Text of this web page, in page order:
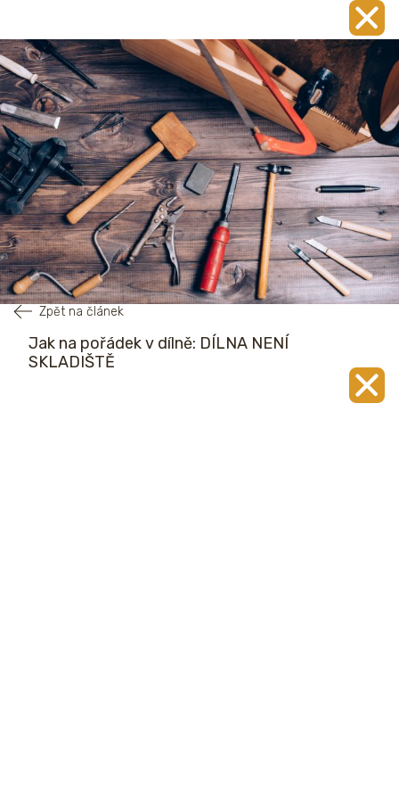
Zpět na článek
Jak na pořádek v dílně: DÍLNA NENÍ
SKLADIŠTĚ